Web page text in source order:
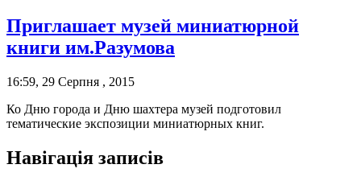
Приглашает музей миниатюрной
книги им.Разумова
16:59, 29 Серпня , 2015
Ко Дню города и Дню шахтера музей подготовил
тематические экспозиции миниатюрных книг.
Навігація записів